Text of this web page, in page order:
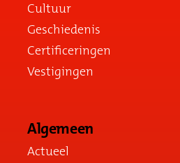
Cultuur
Geschiedenis
Certificeringen
Vestigingen
Algemeen
Actueel